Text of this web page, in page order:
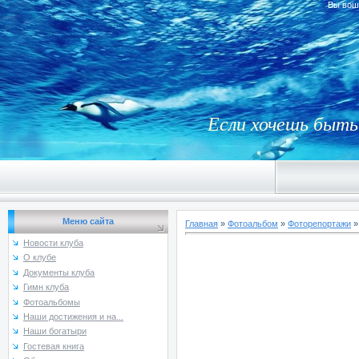
Вы
Если хочешь быть
Меню сайта
Новости клуба
О клубе
Документы клуба
Гимн клуба
Фотоальбомы
Наши достижения и на...
Наши богатыри
Гостевая книга
Главная » Фотоальбом » Фоторепортажи »